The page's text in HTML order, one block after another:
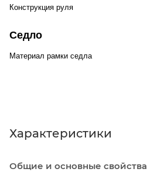
Конструкция руля
Седло
Материал рамки седла
Характеристики
Общие и основные свойства